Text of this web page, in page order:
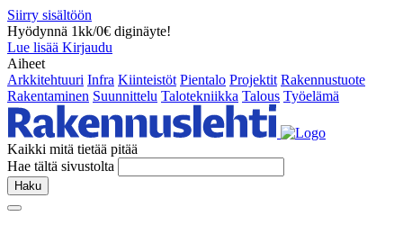
Siirry sisältöön
Hyödynnä 1kk/0€ diginäyte!
Lue lisää Kirjaudu
Aiheet
Arkkitehtuuri Infra Kiinteistöt Pientalo Projektit Rakennustuote
Rakentaminen Suunnittelu Talotekniikka Talous Työelämä
Kaikki mitä tietää pitää
Hae tältä sivustolta
Haku